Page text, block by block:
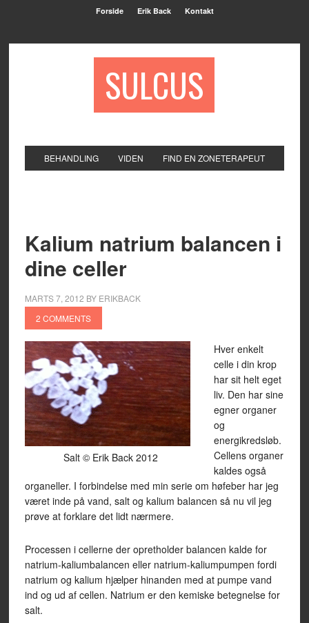
Forside Erik Back Kontakt
SULCUS
BEHANDLING VIDEN FIND EN ZONETERAPEUT
Kalium natrium balancen i
dine celler
MARTS 7, 2012 BY ERIKBACK
2 COMMENTS
Salt © Erik Back 2012
Hver enkelt
celle i din krop
har sit helt eget
liv. Den har sine
egner organer
og
energikredsløb.
Cellens organer
kaldes også
organeller. I forbindelse med min serie om høfeber har jeg
været inde på vand, salt og kalium balancen så nu vil jeg
prøve at forklare det lidt nærmere.
Processen i cellerne der opretholder balancen kalde for
natrium-kaliumbalancen eller natrium-kaliumpumpen fordi
natrium og kalium hjælper hinanden med at pumpe vand
ind og ud af cellen. Natrium er den kemiske betegnelse for
salt.